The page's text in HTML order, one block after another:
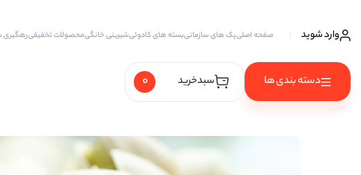
وارد شوید صفحه اصلیپک های سازمانیبسته های کادوئیشیرینی خانگیمحصولات تخفیفیرهگیری
دسته بندی ها
آجیل ها
آجیل خام
سبدخرید 0